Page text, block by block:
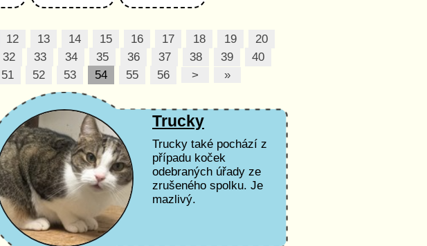
12 13 14 15 16 17 18 19
20
32 33 34 35 36 37 38 39
40
51 52 53 54 55 56 > »
Trucky
Trucky také pochází z
případu koček
odebraných úřady ze
zrušeného spolku. Je
mazlivý.